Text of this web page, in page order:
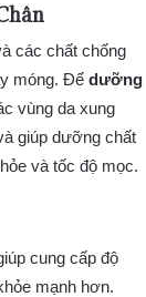
các chất chống
móng. Để dưỡng
vùng da xung
giúp dưỡng chất
và tốc độ mọc.
cung cấp độ
mạnh hơn.